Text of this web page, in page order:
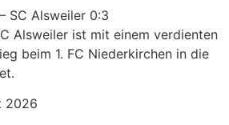
SC Alsweiler 0:3
Alsweiler ist mit einem verdienten
beim 1. FC Niederkirchen in die
2026